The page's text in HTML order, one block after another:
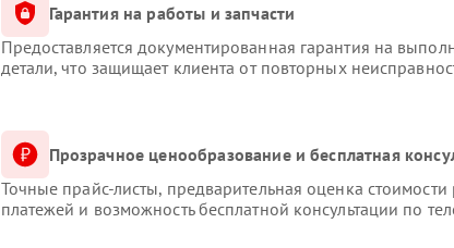
Гарантия на работы и запчасти
Предоставляется документированная гарантия на
детали, что защищает клиента от повторных
Прозрачное ценообразование и бесплатная
Точные прайс-листы, предварительная оценка стоимости
платежей и возможность бесплатной консультации по